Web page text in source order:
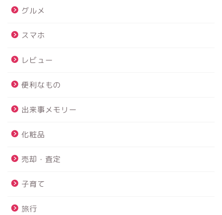
グルメ
スマホ
レビュー
便利なもの
出来事メモリー
化粧品
売却・査定
子育て
旅行